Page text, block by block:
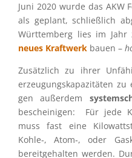
Juni 2020 wurde das AKW
als geplant, schließ­lich
Württem­berg lies im Jahr
neues Kraft­werk bauen –
Zusätz­lich zu ihrer
erzeu­gungs­ka­pa­zi­tä­ten
gen außer­dem
beschei­ni­gen: Für jede
muss fast eine
Kohle‑, Atom‑, oder
bereit­ge­hal­ten werden.